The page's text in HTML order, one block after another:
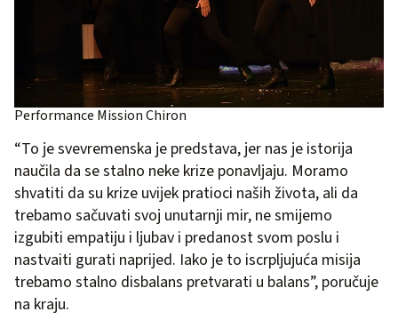
Performance Mission Chiron
“To je svevremenska je predstava, jer nas je istorija
naučila da se stalno neke krize ponavljaju. Moramo
shvatiti da su krize uvijek pratioci naših života, ali da
trebamo sačuvati svoj unutarnji mir, ne smijemo
izgubiti empatiju i ljubav i predanost svom poslu i
nastvaiti gurati naprijed. Iako je to iscrpljujuća misija
trebamo stalno disbalans pretvarati u balans”, poručuje
na kraju.